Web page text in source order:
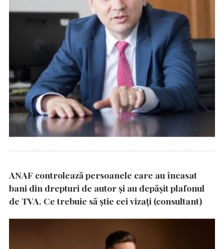
ANAF controlează persoanele care au încasat
bani din drepturi de autor și au depășit plafonul
de TVA. Ce trebuie să știe cei vizați (consultant)